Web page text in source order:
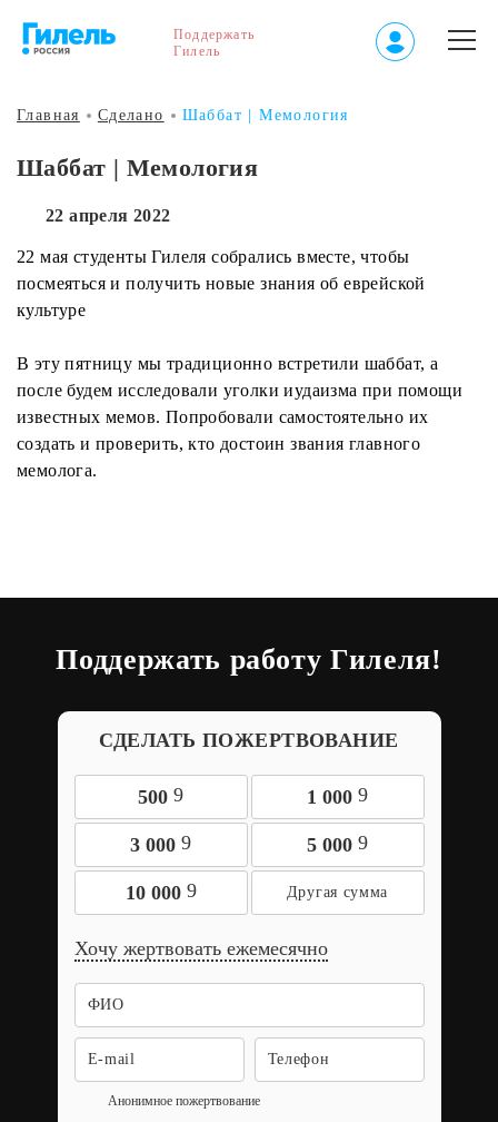
Поддержать
Гилель
Главная Сделано Шаббат | Мемология
Шаббат | Мемология
22 апреля 2022
22 мая студенты Гилеля собрались вместе, чтобы
посмеяться и получить новые знания об еврейской
культуре
В эту пятницу мы традиционно встретили шаббат, а
после будем исследовали уголки иудаизма при помощи
известных мемов. Попробовали самостоятельно их
создать и проверить, кто достоин звания главного
мемолога.
Поддержать работу Гилеля!
СДЕЛАТЬ ПОЖЕРТВОВАНИЕ
500 9 1 000 9
3 000 9 5 000 9
10 000 9
Хочу жертвовать ежемесячно
Анонимное пожертвование